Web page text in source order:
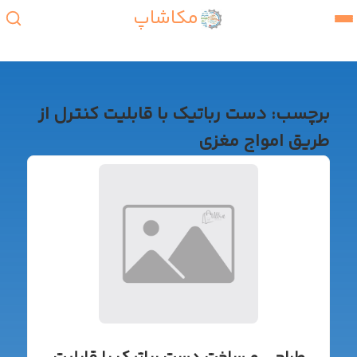
مکاشاپ
برچسب: دست رباتیک با قابلیت کنترل از
طریق امواج مغزی